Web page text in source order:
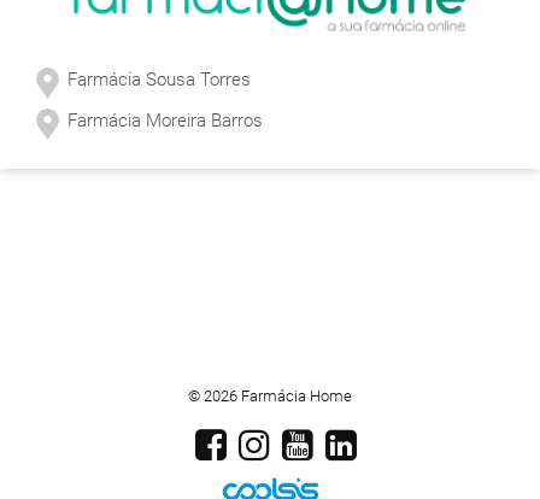
Farmácia Sousa Torres
Farmácia Moreira Barros
© 2026 Farmácia Home